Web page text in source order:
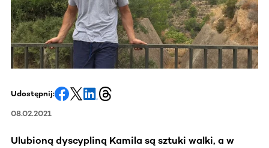
Udostępnij:
08.02.2021
Ulubioną dyscypliną Kamila są sztuki walki, a w